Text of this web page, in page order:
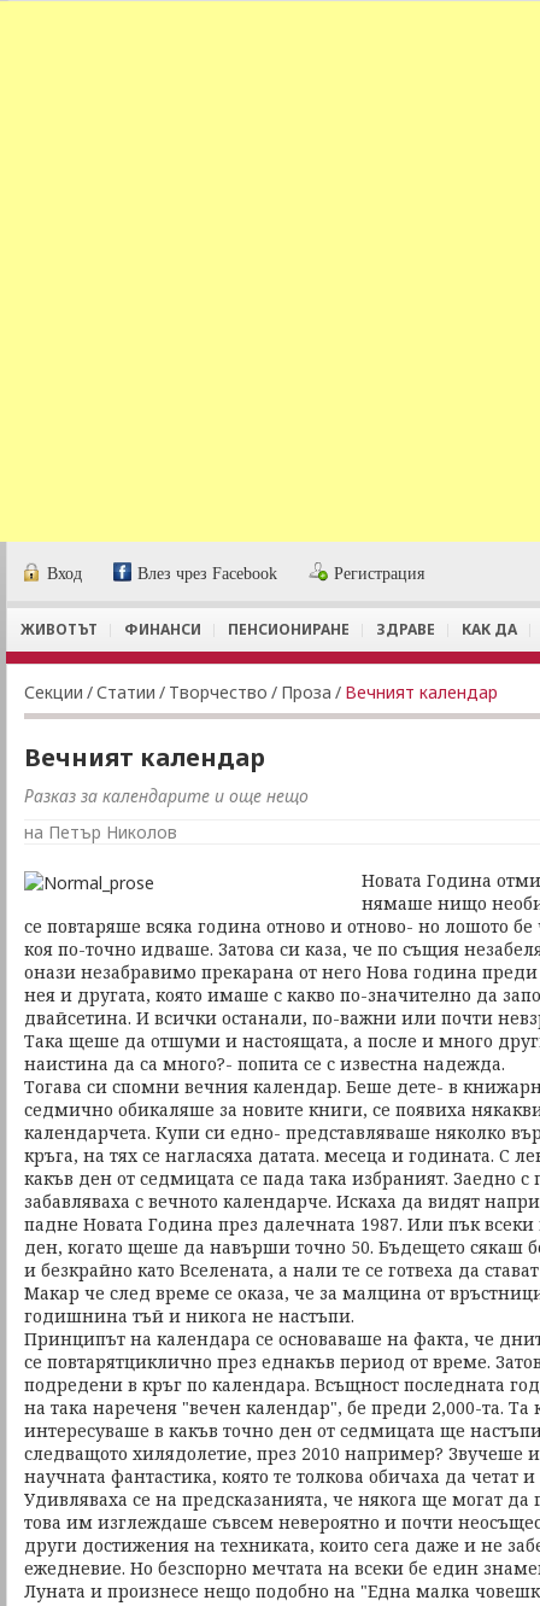
Вход Влез чрез Facebook Регистрация
ЖИВОТЪТ ФИНАНСИ ПЕНСИОНИРАНЕ ЗДРАВЕ КАК ДА
Секции /Статии / Творчество / Проза / Вечният календар
Вечният календар
Разказ за календарите и още нещо
на Петър Николов
Новата Година
нямаше нищо
се повтаряше всяка година отново и отново- но лошото
коя по-точно идваше. Затова си каза, че по същия
онази незабравимо прекарана от него Нова година
нея и другата, която имаше с какво по-значително да
двайсетина. И всички останали, по-важни или почти
Така щеше да отшуми и настоящата, а после и много
наистина да са много?- попита се с известна надежда.
Тогава си спомни вечния календар. Беше дете- в
седмично обикаляше за новите книги, се появиха
календарчета. Купи си едно- представляваше няколко
кръга, на тях се нагласяха датата. месеца и годината. С
какъв ден от седмицата се пада така избраният. Заедно с
забавляваха с вечното календарче. Искаха да видят
падне Новата Година през далечната 1987. Или пък
ден, когато щеше да навърши точно 50. Бъдещето сякаш
и безкрайно като Вселената, а нали те се готвеха да
Макар че след време се оказа, че за малцина от
годишнина тъй и никога не настъпи.
Принципът на календара се основаваше на факта, че
се повтарятциклично през еднакъв период от време.
подредени в кръг по календара. Всъщност последната
на така нареченя "вечен календар", бе преди 2,000-та. Та
интересуваше в какъв точно ден от седмицата ще
следващото хилядолетие, през 2010 например? Звучеше
научната фантастика, която те толкова обичаха да четат
Удивляваха се на предсказанията, че някога ще могат да
това им изглеждаше съвсем невероятно и почти
други достижения на техниката, които сега даже и не
ежедневие. Но безспорно мечтата на всеки бе един
Луната и произнесе нещо подобно на "Една малка